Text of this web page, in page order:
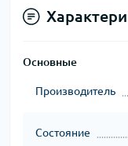
Основные
Производитель
Состояние